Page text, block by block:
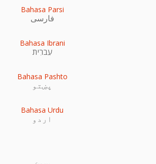
Bahasa Parsi
فارسی
Bahasa Ibrani
עִברִית
Bahasa Pashto
پښتو
Bahasa Urdu
اردو